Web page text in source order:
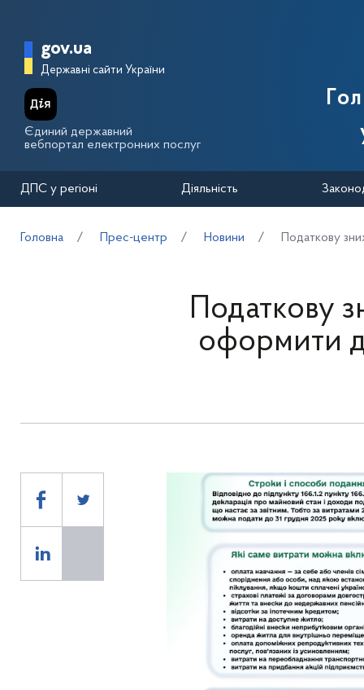
Головна сторінка Державної
gov.ua
Державні сайти України
Єдиний державний
вебпортал електронних послуг
ДПС у регіоні Діяльність
Головна Прес-центр Новини Податкову
Податкову
оформити